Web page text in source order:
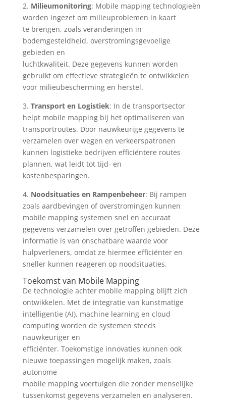
2. Milieumonitoring: Mobile mapping technologieën
worden ingezet om milieuproblemen in kaart
te brengen, zoals veranderingen in
bodemgesteldheid, overstromingsgevoelige
gebieden en
luchtkwaliteit. Deze gegevens kunnen worden
gebruikt om effectieve strategieën te ontwikkelen
voor milieubescherming en herstel.
3. Transport en Logistiek: In de transportsector
helpt mobile mapping bij het optimaliseren van
transportroutes. Door nauwkeurige gegevens te
verzamelen over wegen en verkeerspatronen
kunnen logistieke bedrijven efficiëntere routes
plannen, wat leidt tot tijd- en
kostenbesparingen.
4. Noodsituaties en Rampenbeheer: Bij rampen
zoals aardbevingen of overstromingen kunnen
mobile mapping systemen snel en accuraat
gegevens verzamelen over getroffen gebieden. Deze
informatie is van onschatbare waarde voor
hulpverleners, omdat ze hiermee efficiënter en
sneller kunnen reageren op noodsituaties.
Toekomst van Mobile Mapping
De technologie achter mobile mapping blijft zich
ontwikkelen. Met de integratie van kunstmatige
intelligentie (AI), machine learning en cloud
computing worden de systemen steeds
nauwkeuriger en
efficiënter. Toekomstige innovaties kunnen ook
nieuwe toepassingen mogelijk maken, zoals
autonome
mobile mapping voertuigen die zonder menselijke
tussenkomst gegevens verzamelen en analyseren.